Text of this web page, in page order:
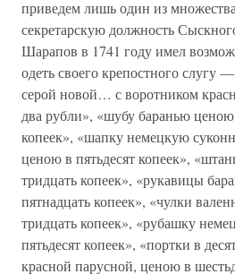
приведем лишь один из
секретарскую должность
Шарапов в 1741 году имел
одеть своего крепостного слугу
серой новой… с воротником
два рубли», «шубу баранью
копеек», «шапку немецкую
ценою в пятьдесят копеек»,
тридцать копеек», «рукавицы
пятнадцать копеек», «чулки
тридцать копеек», «рубашку
пятьдесят копеек», «портки в
красной парусной, ценою в